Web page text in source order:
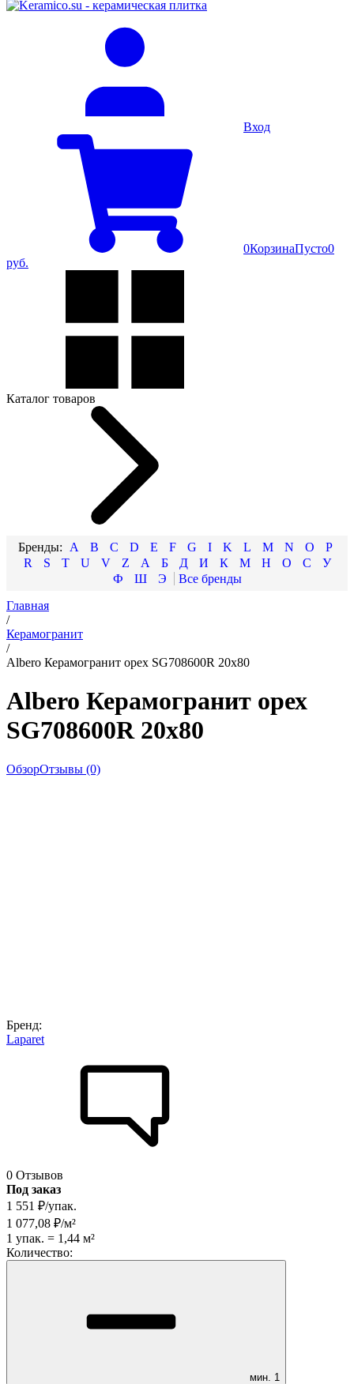
Вход
0КорзинаПусто0
руб.
Каталог товаров
A B C D E F G I K L M N O
P
R
S T U V Z А Б Д И К М Н О С
У
Ф
Ш
Э
Главная
/
Керамогранит
/
Albero Керамогранит орех SG708600R 20х80
Albero Керамогранит орех
SG708600R 20х80
ОбзорОтзывы (0)
Бренд:
Laparet
0 Отзывов
Под заказ
1 551 ₽/упак.
1 077,08 ₽/м²
1 упак. = 1,44 м²
Количество:
мин. 1